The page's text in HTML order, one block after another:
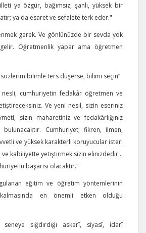
ya özgür, bağımsız, şanlı, yüksek bir
ya da esaret ve sefalete terk eder."
gerek. Ve gönlünüzde bir sevda yok
Öğretmenlik yapar ama öğretmen
bilimle ters düşerse, bilimi seçin”
cumhuriyetin fedakâr öğretmen ve
Ve yeni nesil, sizin eseriniz
sizin maharetiniz ve fedakârlığınız
bulunacaktır. Cumhuriyet; fikren, ilmen,
ve yüksek karakterli koruyucular ister!
ve kabiliyette yetiştirmek sizin elinizdedir…
başarısı olacaktır."
eğitim ve öğretim yöntemlerinin
en önemli etken olduğu
seneye sığdırdığı askerî, siyasî, idarî